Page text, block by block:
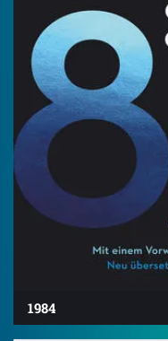
1984